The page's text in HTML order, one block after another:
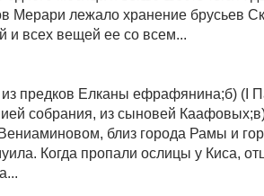
Мерари лежало хранение брусьев
и всех вещей ее со всем...
предков Елканы ефрафянина;б) (I
собрания, из сыновей
близ города Рамы и
Когда пропали ослицы у Киса,